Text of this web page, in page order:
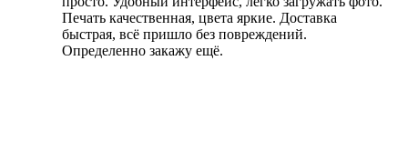
Печать качественная, цвета яркие. Доставка
быстрая, всё пришло без повреждений.
Определенно закажу ещё.